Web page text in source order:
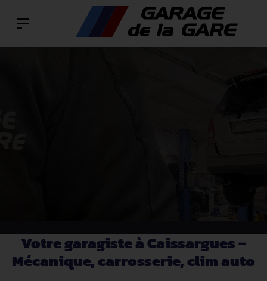
Votre garagiste à Caissargues –
Mécanique, carrosserie, clim auto